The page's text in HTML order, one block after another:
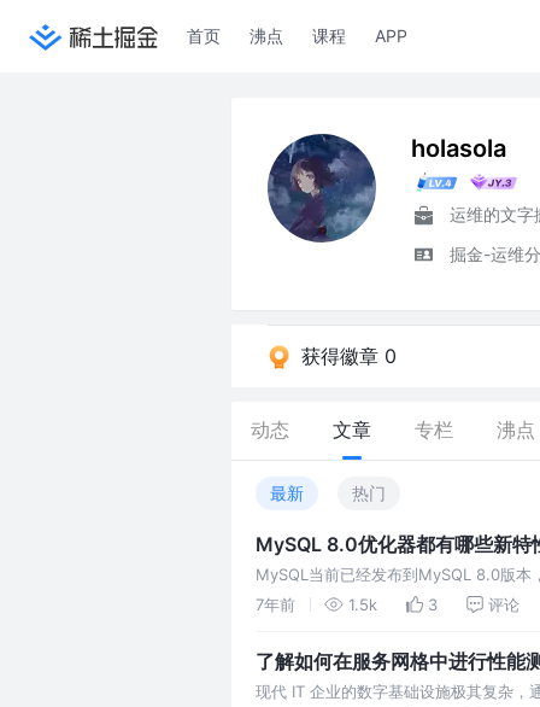
首页 沸点 课程 APP
holasola
运维的文字
掘金-运维
获得徽章 0
动态 文章 专栏 沸点
最新 热门
MySQL 8.0优化器都有哪些新特
MySQL当前已经发布到MySQL 8.0版本
动。 由于笔者之前的工作环境是5.6，
7年前 1.5k 3 评论
了解如何在服务网格中进行性能
现代 IT 企业的数字基础设施极其复杂，